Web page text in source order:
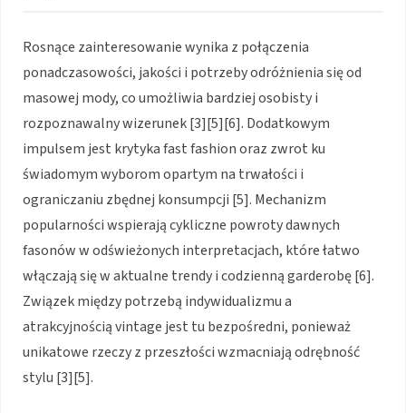
Rosnące zainteresowanie wynika z połączenia
ponadczasowości, jakości i potrzeby odróżnienia się od
masowej mody, co umożliwia bardziej osobisty i
rozpoznawalny wizerunek [3][5][6]. Dodatkowym
impulsem jest krytyka fast fashion oraz zwrot ku
świadomym wyborom opartym na trwałości i
ograniczaniu zbędnej konsumpcji [5]. Mechanizm
popularności wspierają cykliczne powroty dawnych
fasonów w odświeżonych interpretacjach, które łatwo
włączają się w aktualne trendy i codzienną garderobę [6].
Związek między potrzebą indywidualizmu a
atrakcyjnością vintage jest tu bezpośredni, ponieważ
unikatowe rzeczy z przeszłości wzmacniają odrębność
stylu [3][5].